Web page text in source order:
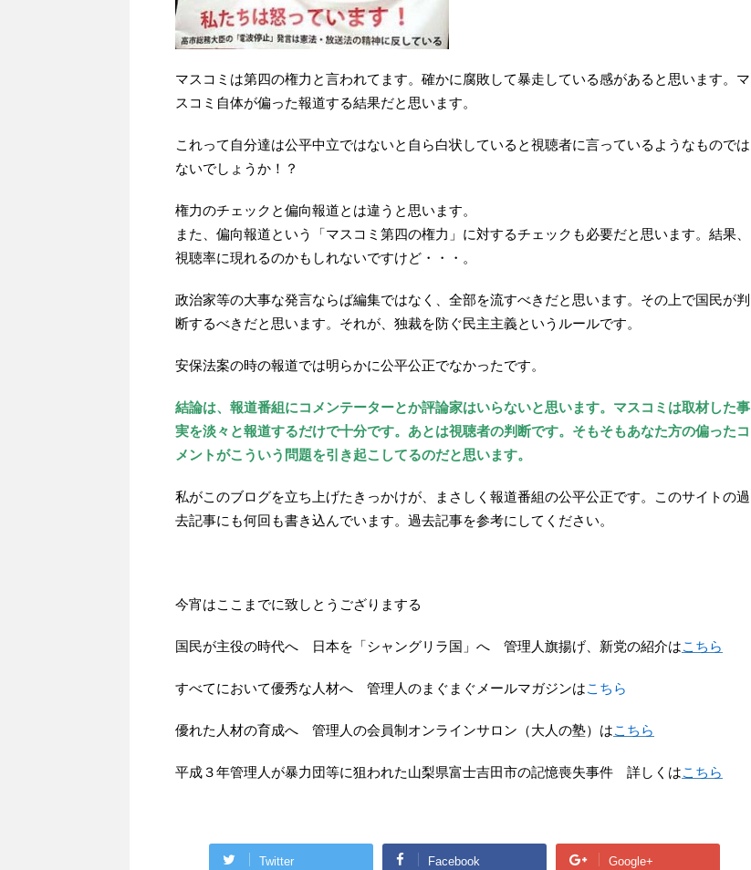
マスコミは第四の権力と言われてます。確かに腐敗して暴走している感があると思います。 マ
スコミ自体が偏った報道する結果だと思います。
これって自分達は公平中立ではないと自ら白状していると視聴者に言っているようなものでは
ないでしょうか！？
権力のチェックと偏向報道とは違うと思います。
また、偏向報道という「マスコミ第四の権力」に対するチェックも必要だと思います。結果、
視聴率に現れるのかもしれないですけど・・・。
政治家等の大事な発言ならば編集ではなく、全部を流すべきだと思います。その上で国民が判
断するべきだと思います。それが、独裁を防ぐ民主主義というルールです。
安保法案の時の報道では明らかに公平公正でなかったです。
結論は、報道番組にコメンテーターとか評論家はいらないと思います。マスコミは取材した事
実を淡々と報道するだけで十分です。あとは視聴者の判断です。そもそもあなた方の偏ったコ
メントがこういう問題を引き起こしてるのだと思います。
私がこのブログを立ち上げたきっかけが、まさしく報道番組の公平公正です。このサイトの過
去記事にも何回も書き込んでいます。過去記事を参考にしてください。
今宵はここまでに致しとうござりまする
国民が主役の時代へ 日本を「シャングリラ国」へ 管理人旗揚げ、新党の紹介はこちら
すべてにおいて優秀な人材へ 管理人のまぐまぐメールマガジンはこちら
優れた人材の育成へ 管理人の会員制オンラインサロン（大人の塾）はこちら
平成３年管理人が暴力団等に狙われた山梨県富士吉田市の記憶喪失事件 詳しくはこちら
Twitter Facebook Google+